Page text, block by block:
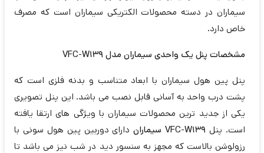
سیماران در دسته محصولات الکتریکی سیماران است که مصرف
خاص دارد.
مشخصات پنل یک واحدی سیماران مدل VFC-W139
پنل پین هول سیماران با ابعاد متناسب و بدنه فلزی است که
پشت درب واحد به آسانی قابل نصب می باشد. این پنل تصویری
یکی از جدید ترین محصولات سیماران با ویژگی های ارتقا یافته
است. پنل VFC-W139 سیماران
دارای دوربین پین هول سونی با
رزولوشن بالاست که مجهز به سنسور دید در شب نیز می باشد تا